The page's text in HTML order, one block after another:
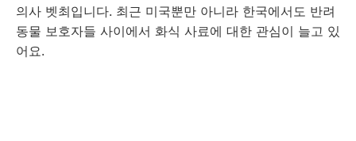
의사 벳최입니다. 최근 미국뿐만 아니라 한국에서도 반려
동물 보호자들 사이에서 화식 사료에 대한 관심이 늘고 있
어요.